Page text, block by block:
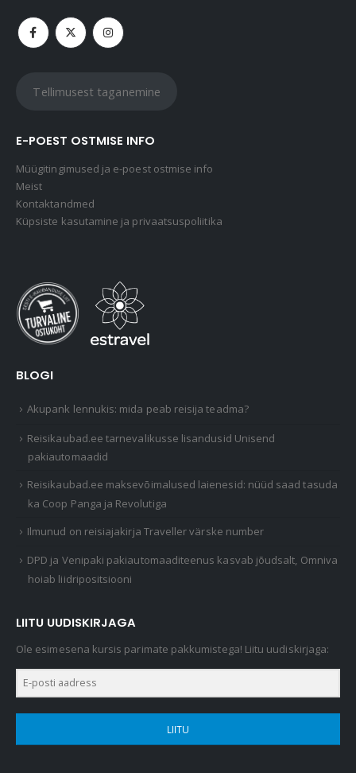
Tellimusest taganemine
E-POEST OSTMISE INFO
Müügitingimused ja e-poest ostmise info
Meist
Kontaktandmed
Küpsiste kasutamine ja privaatsuspoliitika
BLOGI
Akupank lennukis: mida peab reisija teadma?
Reisikaubad.ee tarnevalikusse lisandusid Unisend
pakiautomaadid
Reisikaubad.ee maksevõimalused laienesid: nüüd saad tasuda
ka Coop Panga ja Revolutiga
Ilmunud on reisiajakirja Traveller värske number
DPD ja Venipaki pakiautomaaditeenus kasvab jõudsalt, Omniva
hoiab liidripositsiooni
LIITU UUDISKIRJAGA
Ole esimesena kursis parimate pakkumistega! Liitu uudiskirjaga:
LIITU